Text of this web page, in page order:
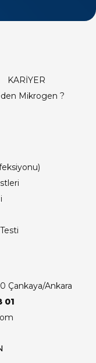
KARİYER
Mikrogen ?
Çankaya/Ankara
01